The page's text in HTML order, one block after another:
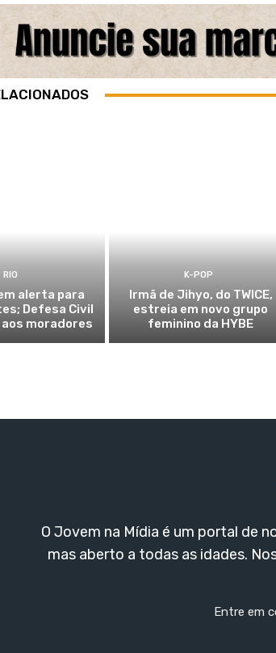
RIO
alerta para
Defesa Civil
moradores
K-POP
Irmã de Jihyo, do TWICE,
estreia em novo grupo
feminino da HYBE
O Jovem na Mídia é um portal de
mas aberto a todas as idades.
Entre em